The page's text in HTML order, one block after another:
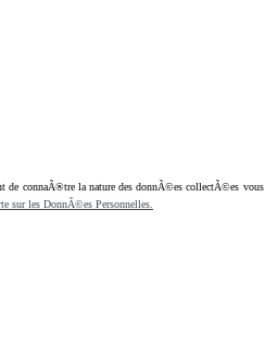
la nature des donnÃ©es collectÃ©es
sur les DonnÃ©es Personnelles.